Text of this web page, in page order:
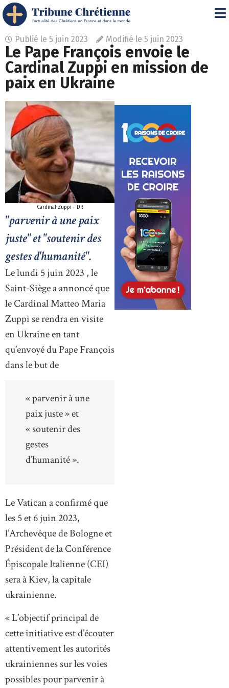
Publié le 5 juin 2023 Modifié le 5 juin 2023
Le Pape François envoie le
Cardinal Zuppi en mission de
paix en Ukraine
Cardinal Zuppi - DR
"parvenir à une paix
juste" et "soutenir des
gestes d'humanité".
Le lundi 5 juin 2023 , le
Saint-Siège a annoncé que
le Cardinal Matteo Maria
Zuppi se rendra en visite
en Ukraine en tant
qu’envoyé du Pape François
dans le but de
« parvenir à une
paix juste » et
« soutenir des
gestes
d’humanité ».
Le Vatican a confirmé que
les 5 et 6 juin 2023,
l’Archevêque de Bologne et
Président de la Conférence
Épiscopale Italienne (CEI)
sera à Kiev, la capitale
ukrainienne.
« L’objectif principal de
cette initiative est d’écouter
attentivement les autorités
ukrainiennes sur les voies
possibles pour parvenir à